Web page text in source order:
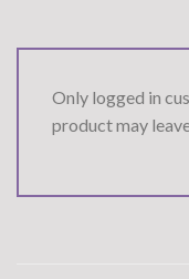
Only logged in
product may